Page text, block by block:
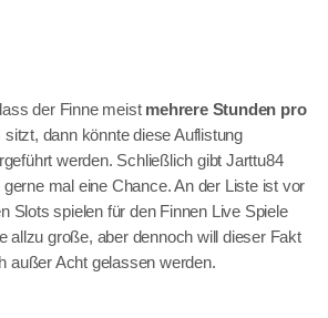
der Finne meist mehrere Stunden pro
dann könnte diese Auflistung
werden. Schließlich gibt Jarttu84
mal eine Chance. An der Liste ist vor
Slots spielen für den Finnen Live Spiele
allzu große, aber dennoch will dieser Fakt
außer Acht gelassen werden.